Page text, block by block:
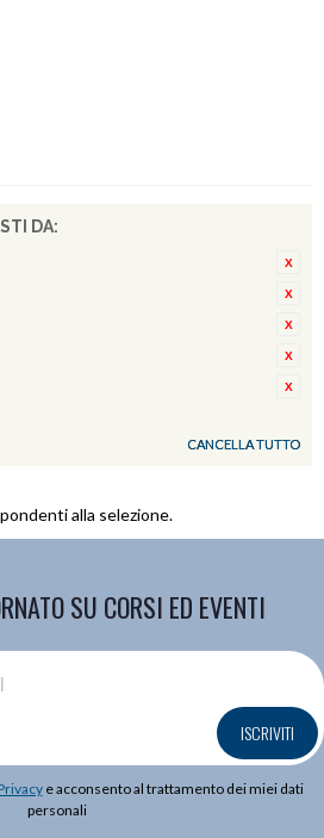
DA:
CANCELLA TUTTO
alla selezione.
SU CORSI ED EVENTI
ISCRIVITI
e acconsento al trattamento dei miei dati
personali